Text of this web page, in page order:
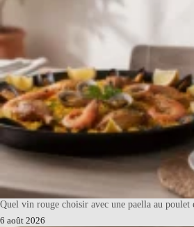
Quel vin rouge choisir avec une paella au
6 août 2026